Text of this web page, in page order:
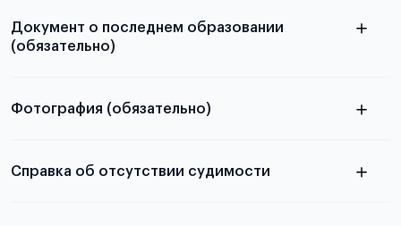
Документ о последнем образовании
(обязательно)
абитуриентов, изложена в статье.
Фотография (обязательно)
Справка об отсутствии судимости